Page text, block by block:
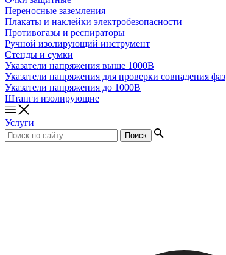
Переносные заземления
Плакаты и наклейки электробезопасности
Противогазы и респираторы
Ручной изолирующий инструмент
Стенды и сумки
Указатели напряжения выше 1000В
Указатели напряжения для проверки совпадения фаз
Указатели напряжения до 1000В
Штанги изолирующие
Услуги